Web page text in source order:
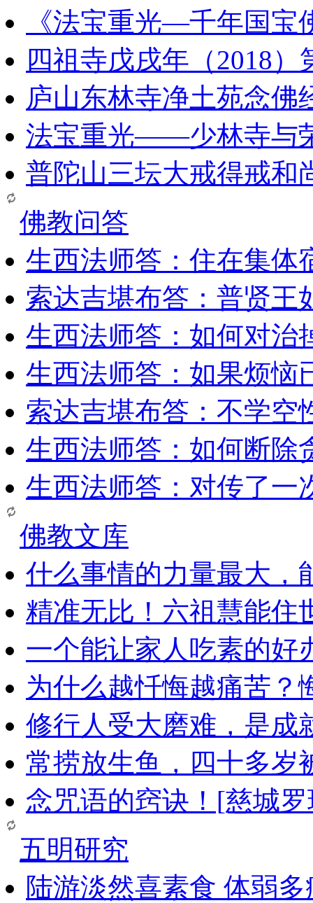
《法宝重光—千年国宝
四祖寺戊戌年（2018
庐山东林寺净土苑念佛
法宝重光——少林寺与
普陀山三坛大戒得戒和
佛教问答
生西法师答：住在集体
索达吉堪布答：普贤王
生西法师答：如何对治
生西法师答：如果烦恼
索达吉堪布答：​不学空
生西法师答：如何断除
生西法师答：对传了一
佛教文库
什么事情的力量最大，
精准无比！六祖慧能住
一个能让家人吃素的好
为什么越忏悔越痛苦？
修行人受大磨难，是成
常捞放生鱼，四十多岁
念咒语的窍诀！[慈城
五明研究
陆游淡然喜素食 体弱